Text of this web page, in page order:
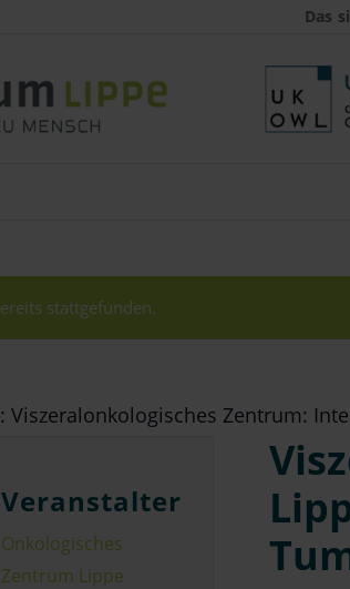
Das
stattgefunden.
Viszeralonkologisches Zentrum:
Veranstalter
Onkologisches
Zentrum Lippe